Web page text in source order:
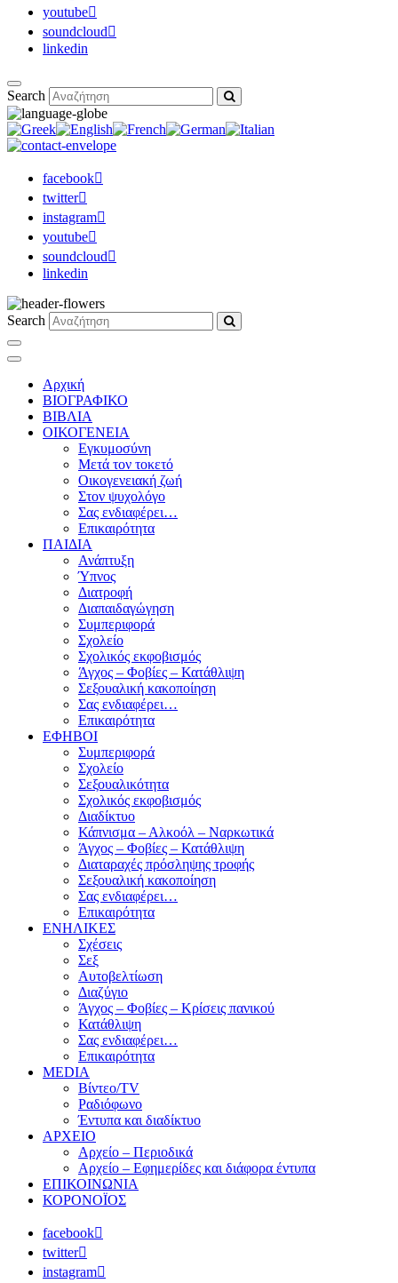
youtube
soundcloud
linkedin
Search
facebook
twitter
instagram
youtube
soundcloud
linkedin
Search
Αρχική
ΒΙΟΓΡΑΦΙΚΟ
ΒΙΒΛΙΑ
ΟΙΚΟΓΕΝΕΙΑ
Εγκυμοσύνη
Μετά τον τοκετό
Οικογενειακή ζωή
Στον ψυχολόγο
Σας ενδιαφέρει…
Επικαιρότητα
ΠΑΙΔΙΑ
Ανάπτυξη
Ύπνος
Διατροφή
Διαπαιδαγώγηση
Συμπεριφορά
Σχολείο
Σχολικός εκφοβισμός
Άγχος – Φοβίες – Κατάθλιψη
Σεξουαλική κακοποίηση
Σας ενδιαφέρει…
Επικαιρότητα
ΕΦΗΒΟΙ
Συμπεριφορά
Σχολείο
Σεξουαλικότητα
Σχολικός εκφοβισμός
Διαδίκτυο
Κάπνισμα – Αλκοόλ – Ναρκωτικά
Άγχος – Φοβίες – Κατάθλιψη
Διαταραχές πρόσληψης τροφής
Σεξουαλική κακοποίηση
Σας ενδιαφέρει…
Επικαιρότητα
ΕΝΗΛΙΚΕΣ
Σχέσεις
Σεξ
Αυτοβελτίωση
Διαζύγιο
Άγχος – Φοβίες – Κρίσεις πανικού
Κατάθλιψη
Σας ενδιαφέρει…
Επικαιρότητα
MEDIA
Βίντεο/TV
Ραδιόφωνο
Έντυπα και διαδίκτυο
ΑΡΧΕΙΟ
Αρχείο – Περιοδικά
Αρχείο – Εφημερίδες και διάφορα έντυπα
ΕΠΙΚΟΙΝΩΝΙΑ
ΚΟΡΟΝΟΪΟΣ
facebook
twitter
instagram